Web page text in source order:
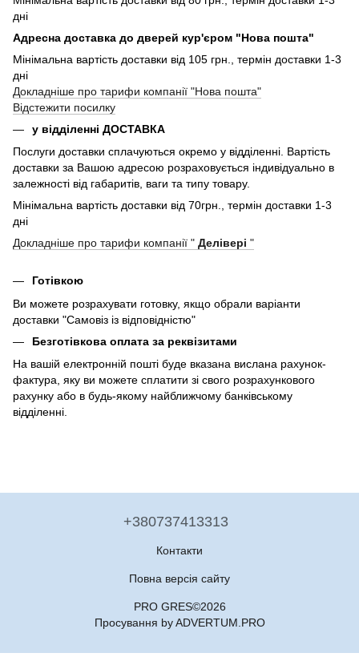
дні
Адресна доставка до дверей кур'єром "Нова пошта"
Мінімальна вартість доставки від 105 грн., термін доставки 1-3
дні
Докладніше про тарифи компанії "Нова пошта"
Відстежити посилку
у відділенні ДОСТАВКА
Послуги доставки сплачуються окремо у відділенні. Вартість
доставки за Вашою адресою розраховується індивідуально в
залежності від габаритів, ваги та типу товару.
Мінімальна вартість доставки від 70грн., термін доставки 1-3
дні
Докладніше про тарифи компанії " Делівері "
Готівкою
Ви можете розрахувати готовку, якщо обрали варіанти
доставки "Самовіз із відповідністю"
Безготівкова оплата за реквізитами
На вашій електронній пошті буде вказана вислана рахунок-
фактура, яку ви можете сплатити зі свого розрахункового
рахунку або в будь-якому найближчому банківському
відділенні.
+380737413313
Контакти
Повна версія сайту
PRO GRES©2026
Просування by ADVERTUM.PRO